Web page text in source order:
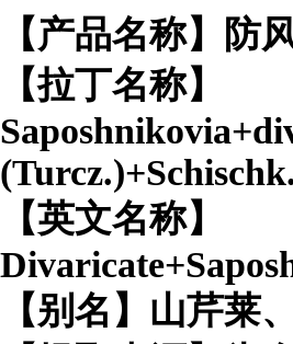
【产品名称】防
【拉丁名称】
(Turcz.)+Schischk.
【英文名称】
【别名】山芹莱